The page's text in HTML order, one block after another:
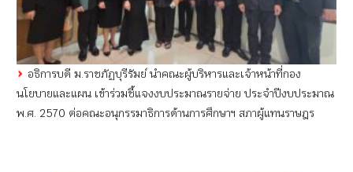
อธิการบดี ม.ราชภัฏบุรีรัมย์ นำคณะผู้บริหารและเจ้าหน้าที่กอง
นโยบายและแผน เข้าร่วมชี้แจงงบประมาณรายจ่าย ประจำปีงบประมาณ
พ.ศ. 2570 ต่อคณะอนุกรรมาธิการด้านการศึกษาฯ สภาผู้แทนราษฎร